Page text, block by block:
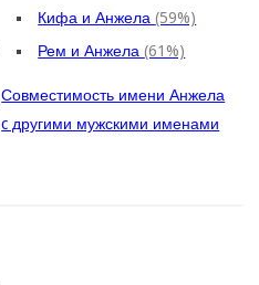
Кифа и Анжела(59%)
Рем и Анжела(61%)
Совместимость имени Анжела
c другими мужскими именами